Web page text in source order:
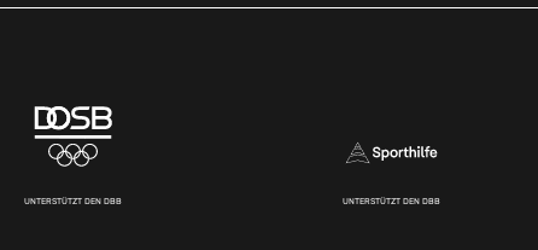
UNTERSTÜTZT DEN DBB UNTERSTÜTZT DEN DBB